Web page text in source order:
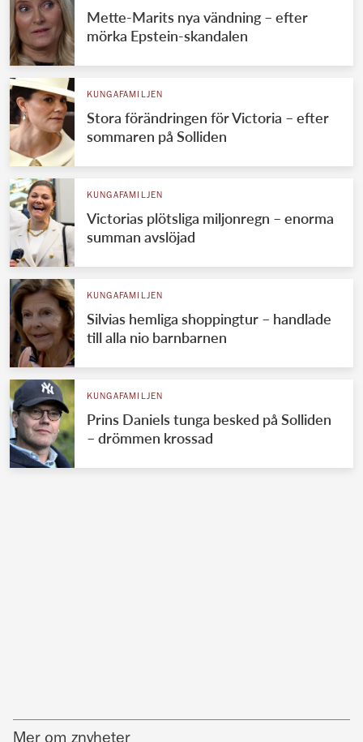
Mette-Marits nya vändning – efter
mörka Epstein-skandalen
KUNGAFAMILJEN
Stora förändringen för Victoria – efter
sommaren på Solliden
KUNGAFAMILJEN
Victorias plötsliga miljonregn – enorma
summan avslöjad
KUNGAFAMILJEN
Silvias hemliga shoppingtur – handlade
till alla nio barnbarnen
KUNGAFAMILJEN
Prins Daniels tunga besked på Solliden
– drömmen krossad